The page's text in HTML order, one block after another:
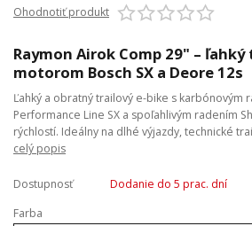
Ohodnotiť produkt
Raymon Airok Comp 29" –
motorom Bosch SX a Deore 12s
Ľahký a obratný trailový e-bike s karbónovým
Performance Line SX a spoľahlivým radením
rýchlostí. Ideálny na dlhé výjazdy, technické
celý popis
Dostupnosť
Dodanie do 5 prac. dní
Farba